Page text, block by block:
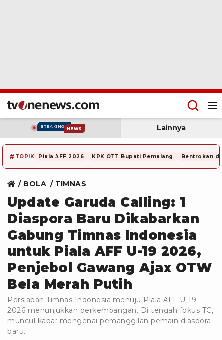
BREAKING NEWS Lainnya
# TOPIK Piala AFF 2026 KPK OTT Bupati Pemalang Bentrokan di
BOLA TIMNAS
Update Garuda Calling: 1
Diaspora Baru Dikabarkan
Gabung Timnas Indonesia
untuk Piala AFF U-19 2026,
Penjebol Gawang Ajax OTW
Bela Merah Putih
Persiapan Timnas Indonesia menuju Piala AFF U-19
2026 menunjukkan perkembangan. Di tengah fokus TC,
muncul kabar mengenai pemanggilan pemain diaspora
baru.